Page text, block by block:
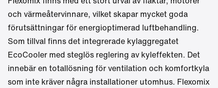
och värmeåtervinnare, vilket skapar mycket goda
förutsättningar för energioptimerad luftbehandling.
Som tillval finns det integrerade kylaggregatet
EcoCooler med steglös reglering av kyleffekten. Det
innebär en totallösning för ventilation och komfortkyla
som inte kräver några installationer utomhus. Flexomix